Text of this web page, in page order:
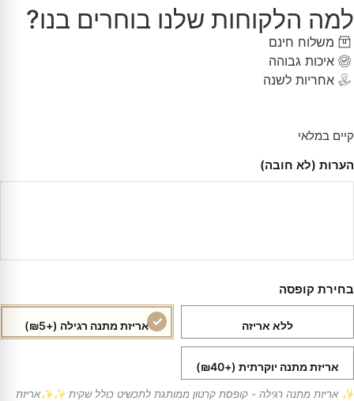
למה הלקוחות שלנו בוחרים בנו?
משלוח חינם
איכות גבוהה
אחריות לשנה
קיים במלאי
הערות (לא חובה)
בחירת קופסה
ללא אריזה אריזת מתנה רגילה (+₪5)
אריזת מתנה יוקרתית (+₪40)
✨ אריזת מתנה רגילה - קופסת קרטון ממותגת לתכשיט כולל שקית ✨✨אריזת